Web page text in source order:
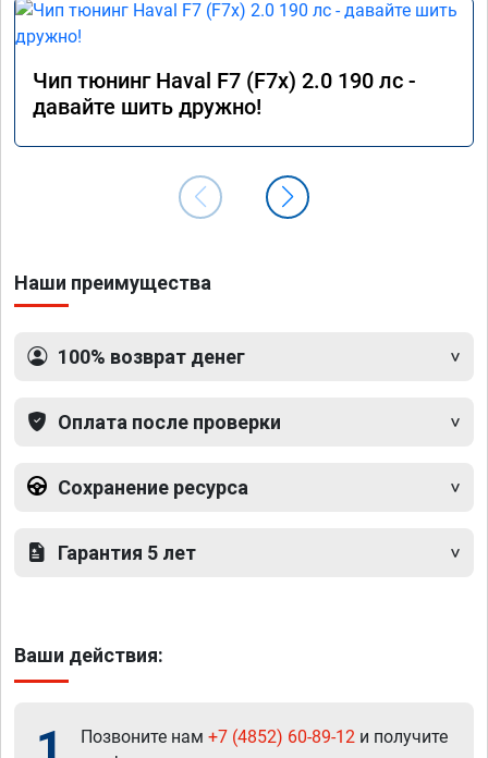
Чип тюнинг Haval F7 (F7x) 2.0 190 лс -
давайте шить дружно!
Наши преимущества
100% возврат денег
Оплата после проверки
Сохранение ресурса
Гарантия 5 лет
Ваши действия:
Позвоните нам +7 (4852) 60-89-12 и получите